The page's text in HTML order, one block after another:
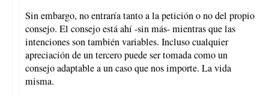
Sin embargo, no entraría tanto a la petición o no del propio
consejo. El consejo está ahí -sin más- mientras que las
intenciones son también variables. Incluso cualquier
apreciación de un tercero puede ser tomada como un
consejo adaptable a un caso que nos importe. La vida
misma.